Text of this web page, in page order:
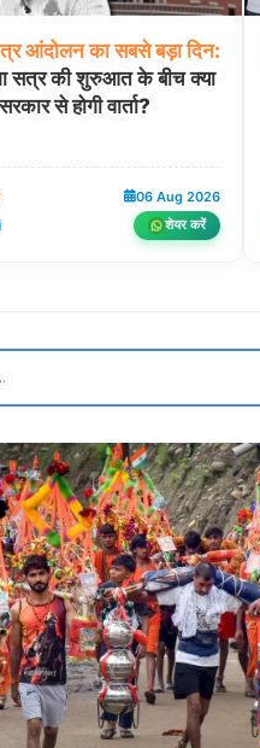
आंदोलन का सबसे बड़ा दिन:
सत्र की शुरुआत के बीच क्या
सरकार से होगी वार्ता?
06 Aug 2026
शेयर करें